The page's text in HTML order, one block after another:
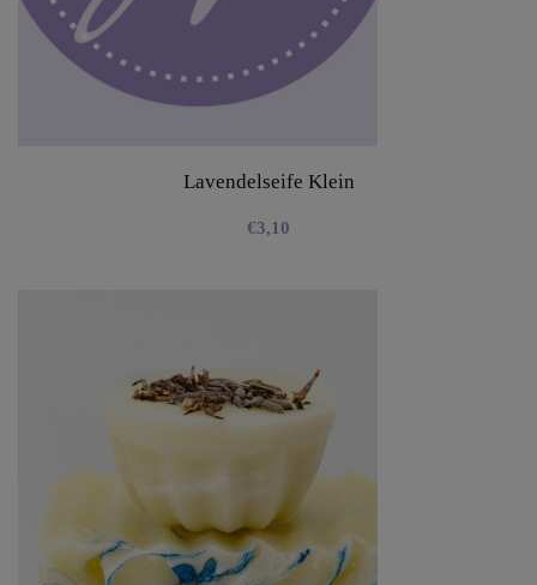
Lavendelseife Klein
€3,10